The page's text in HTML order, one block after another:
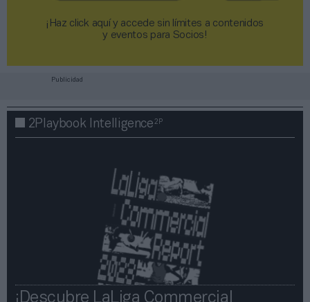
¡Haz click aquí y accede sin límites a contenidos
y eventos para Socios!​​​​​​​
Publicidad
2Playbook Intelligence2P
¡Descubre LaLiga Commercial